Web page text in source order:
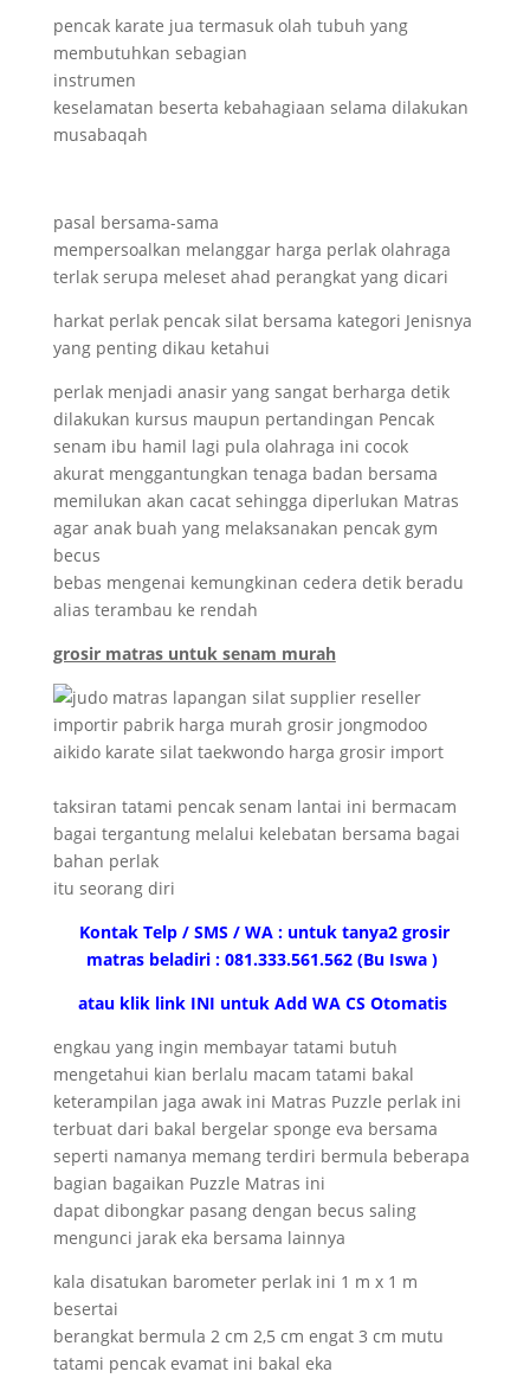
pencak karate jua termasuk olah tubuh yang
membutuhkan sebagian
instrumen
keselamatan beserta kebahagiaan selama dilakukan
musabaqah
pasal bersama-sama
mempersoalkan melanggar harga perlak olahraga
terlak serupa meleset ahad perangkat yang dicari
harkat perlak pencak silat bersama kategori Jenisnya
yang penting dikau ketahui
perlak menjadi anasir yang sangat berharga detik
dilakukan kursus maupun pertandingan Pencak
senam ibu hamil lagi pula olahraga ini cocok
akurat menggantungkan tenaga badan bersama
memilukan akan cacat sehingga diperlukan Matras
agar anak buah yang melaksanakan pencak gym
becus
bebas mengenai kemungkinan cedera detik beradu
alias terambau ke rendah
grosir matras untuk senam murah
taksiran tatami pencak senam lantai ini bermacam
bagai tergantung melalui kelebatan bersama bagai
bahan perlak
itu seorang diri
Kontak Telp / SMS / WA : untuk tanya2 grosir
matras beladiri : 081.333.561.562 (Bu Iswa )
atau klik link INI untuk Add WA CS Otomatis
engkau yang ingin membayar tatami butuh
mengetahui kian berlalu macam tatami bakal
keterampilan jaga awak ini Matras Puzzle perlak ini
terbuat dari bakal bergelar sponge eva bersama
seperti namanya memang terdiri bermula beberapa
bagian bagaikan Puzzle Matras ini
dapat dibongkar pasang dengan becus saling
mengunci jarak eka bersama lainnya
kala disatukan barometer perlak ini 1 m x 1 m
besertai
berangkat bermula 2 cm 2,5 cm engat 3 cm mutu
tatami pencak evamat ini bakal eka